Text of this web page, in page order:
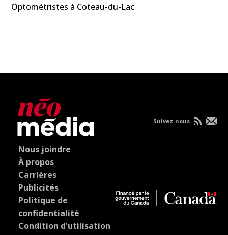
Optométristes à Coteau-du-Lac
Nous joindre
À propos
Carrières
Publicités
Politique de
confidentialité
Condition d'utilisation
Suivez-nous